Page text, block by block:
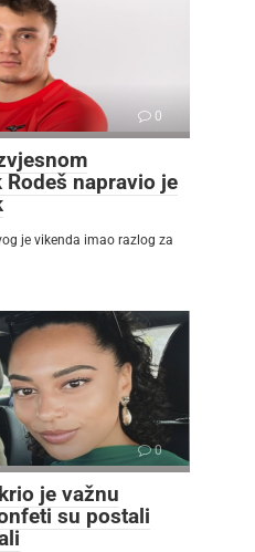
0
napravio je
je vikenda imao razlog za
0
je važnu
su postali